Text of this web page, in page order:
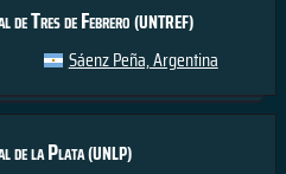
de Tres de Febrero(UNTREF)
Sáenz Peña, Argentina
de la Plata(UNLP)